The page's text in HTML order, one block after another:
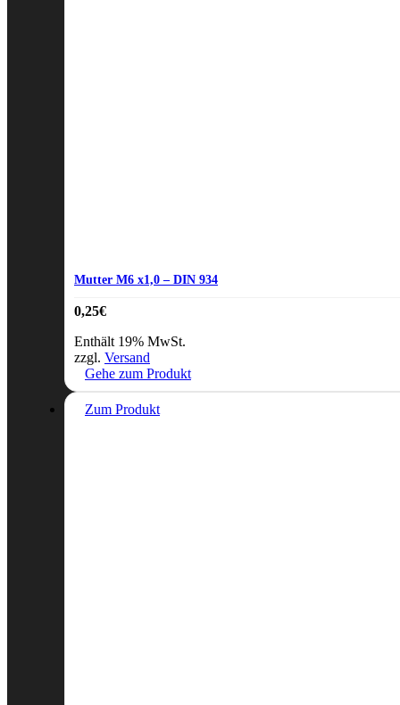
Mutter M6 x1,0 – DIN 934
0,25€
Enthält 19% MwSt.
zzgl. Versand
Gehe zum Produkt
Zum Produkt